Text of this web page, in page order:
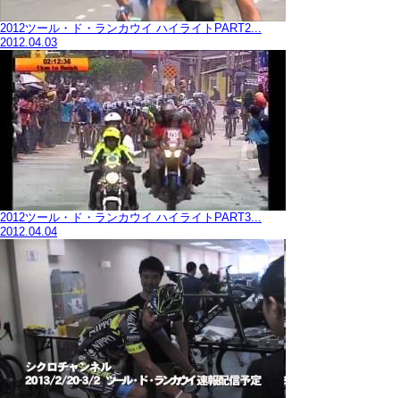
2012ツール・ド・ランカウイ ハイライトPART2...
2012.04.03
2012ツール・ド・ランカウイ ハイライトPART3...
2012.04.04